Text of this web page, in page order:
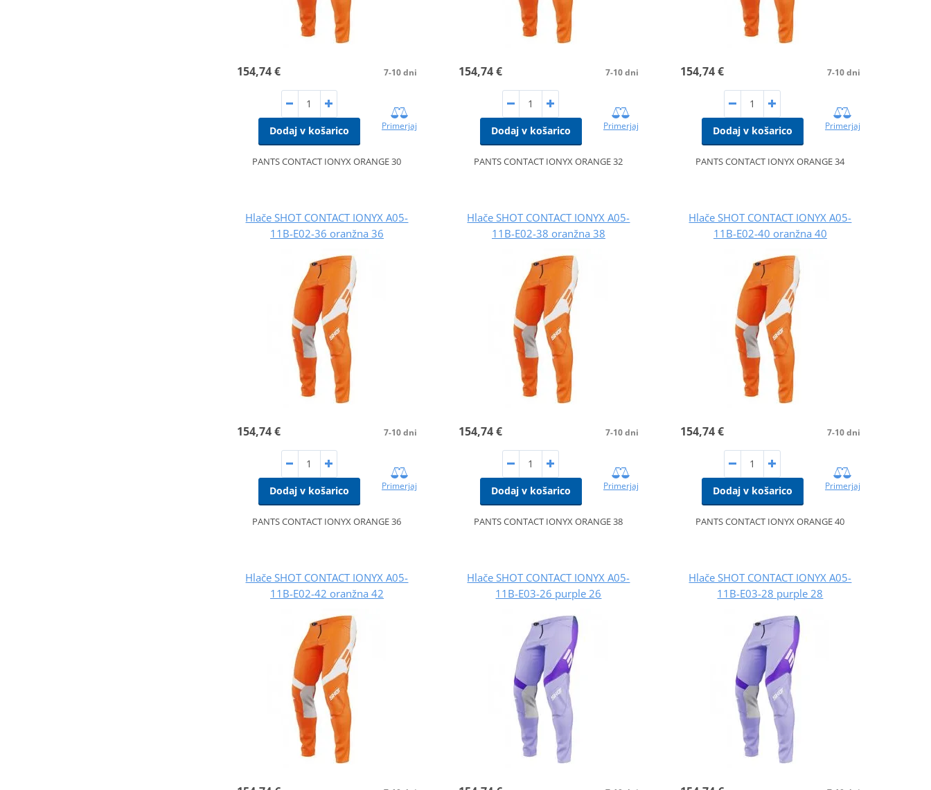
154,74 € 7-10 dni
Dodaj v košarico Primerjaj
PANTS CONTACT IONYX ORANGE 30
154,74 € 7-10 dni
Dodaj v košarico Primerjaj
PANTS CONTACT IONYX ORANGE 32
154,74 € 7-10 dni
Dodaj v košarico Primerjaj
PANTS CONTACT IONYX ORANGE 34
Hlače SHOT CONTACT IONYX A05-
11B-E02-36 oranžna 36
154,74 € 7-10 dni
Dodaj v košarico Primerjaj
PANTS CONTACT IONYX ORANGE 36
Hlače SHOT CONTACT IONYX A05-
11B-E02-38 oranžna 38
154,74 € 7-10 dni
Dodaj v košarico Primerjaj
PANTS CONTACT IONYX ORANGE 38
Hlače SHOT CONTACT IONYX A05-
11B-E02-40 oranžna 40
154,74 € 7-10 dni
Dodaj v košarico Primerjaj
PANTS CONTACT IONYX ORANGE 40
Hlače SHOT CONTACT IONYX A05-
11B-E02-42 oranžna 42
Hlače SHOT CONTACT IONYX A05-
11B-E03-26 purple 26
Hlače SHOT CONTACT IONYX A05-
11B-E03-28 purple 28